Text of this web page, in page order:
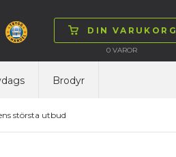
DIN VARUKORG
0VAROR
Brodyr
största utbud